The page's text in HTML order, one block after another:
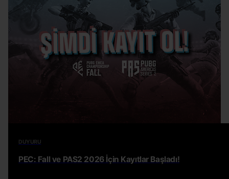
DUYURU
PEC: Fall ve PAS2 2026 İçin Kayıtlar Başladı!